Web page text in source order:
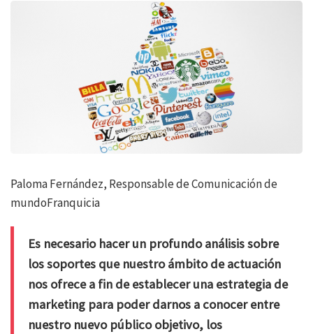
Paloma Fernández, Responsable de Comunicación de
mundoFranquicia
Es necesario hacer un profundo análisis sobre
los soportes que nuestro ámbito de actuación
nos ofrece a fin de establecer una estrategia de
marketing para poder darnos a conocer entre
nuestro nuevo público objetivo, los